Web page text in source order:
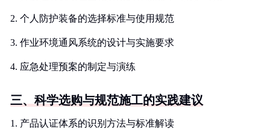
2. 个人防护装备的选择标准与使用规范
3. 作业环境通风系统的设计与实施要求
4. 应急处理预案的制定与演练
三、科学选购与规范施工的实践建议
1. 产品认证体系的识别方法与标准解读